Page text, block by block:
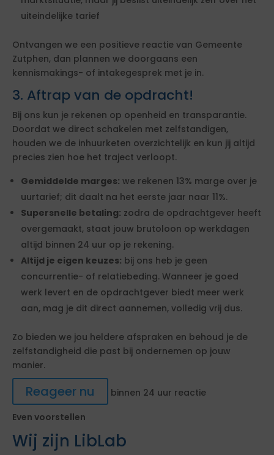
uiteindelijke tarief
Ontvangen we een positieve reactie van Gemeente
Zutphen, dan plannen we doorgaans een
kennismakings- of intakegesprek met je in.
3. Aftrap van de opdracht!
Bij ons kun je rekenen op openheid en transparantie.
Doordat we direct schakelen met zelfstandigen,
houden we de inhuurketen overzichtelijk en kun jij altijd
precies zien hoe het traject verloopt.
Gemiddelde marges: we rekenen 13% marge over je
uurtarief; dit daalt na het eerste jaar naar 11%.
Supersnelle betaling: zodra de opdrachtgever heeft
overgemaakt, staat jouw brutoloon op werkdagen
altijd binnen 24 uur op je rekening.
Altijd je eigen keuzes: bij ons heb je geen
concurrentie- of relatiebeding. Wanneer je goed
werk levert en de opdrachtgever biedt meer werk
aan, mag je dit direct aannemen, volledig vrij dus.
Zo bieden we jou heldere afspraken en behoud je de
zelfstandigheid die past bij ondernemen op jouw
manier.
Reageer nu
binnen 24 uur reactie
Even voorstellen
Wij zijn LibLab